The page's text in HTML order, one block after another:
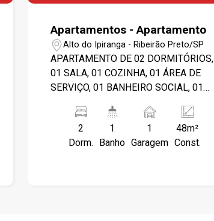
Apartamentos - Apartamento
Alto do Ipiranga - Ribeirão Preto/SP
APARTAMENTO DE 02 DORMITÓRIOS,
01 SALA, 01 COZINHA, 01 ÁREA DE
SERVIÇO, 01 BANHEIRO SOCIAL, 01
2
Dorm.
1
Banho
1
Garagem
48m²
Const.